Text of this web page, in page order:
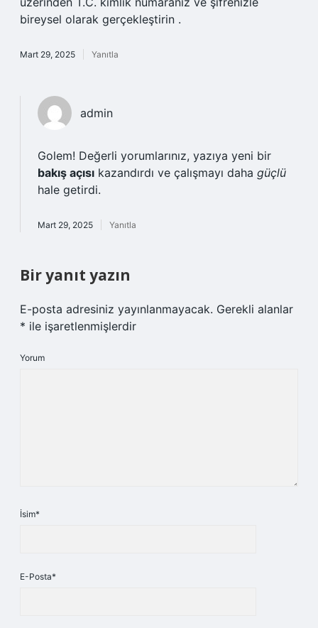
bireysel olarak gerçekleştirin .
Mart 29, 2025 Yanıtla
admin
Golem! Değerli yorumlarınız, yazıya yeni bir
bakış açısı kazandırdı ve çalışmayı daha güçlü
hale getirdi.
Mart 29, 2025 Yanıtla
Bir yanıt yazın
E-posta adresiniz yayınlanmayacak. Gerekli alanlar
* ile işaretlenmişlerdir
Yorum
İsim*
E-Posta*